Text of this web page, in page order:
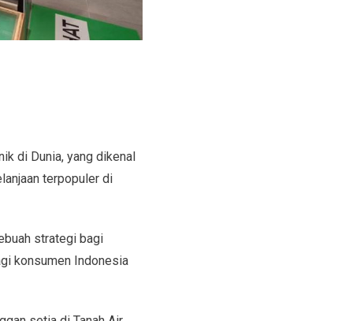
di Dunia, yang dikenal
terpopuler di
strategi bagi
konsumen Indonesia